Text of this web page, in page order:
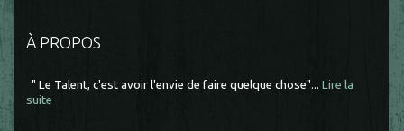
À PROPOS
" Le Talent, c'est avoir l'envie de faire quelque chose"... Lire la
suite